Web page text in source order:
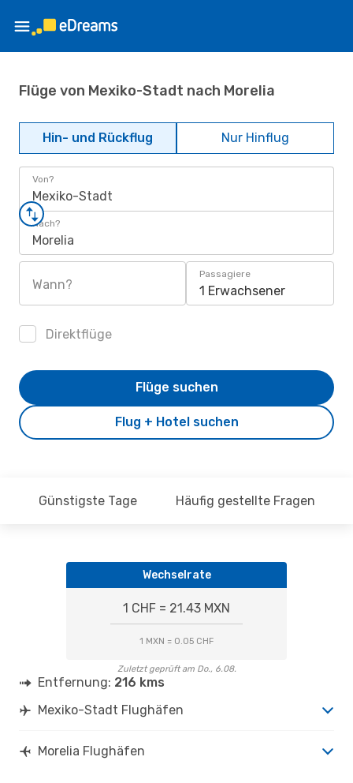
Flüge von Mexiko-Stadt nach Morelia
Hin- und Rückflug Nur Hinflug
Von?
Mexiko-Stadt
Nach?
Morelia
Wann?
Passagiere
1 Erwachsener
Direktflüge
Flug + Hotel suchen
Flüge suchen
Günstigste Tage Häufig gestellte Fragen
Wechselrate
1 CHF = 21.43 MXN
1 MXN = 0.05 CHF
Zuletzt geprüft am Do., 6.08.
Entfernung: 216 kms
Mexiko-Stadt Flughäfen
Morelia Flughäfen